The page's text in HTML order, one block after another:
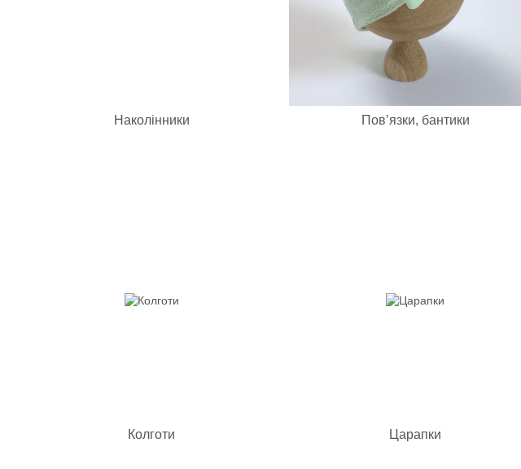
Наколінники Повʼязки, бантики
Колготи Царапки